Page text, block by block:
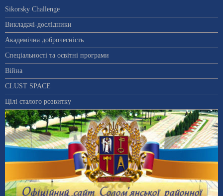
Sikorsky Challenge
Викладачі-дослідники
Академічна доброчесність
Спеціальності та освітні програми
Війна
CLUST SPACE
Цілі сталого розвитку